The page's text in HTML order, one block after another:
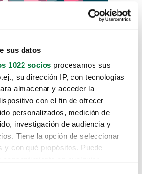
sus datos
1022 socios procesamos sus
su dirección IP, con tecnologías
almacenar y acceder la
con el fin de ofrecer
personalizados, medición de
investigación de audiencia y
Tiene la opción de seleccionar
y con qué propósitos. Puede
no sabemos como
hasta aquí.
el coche que estás
de estos enlaces: